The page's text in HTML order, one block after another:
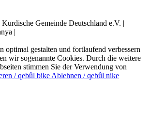
Gemeinde Deutschland e.V. |
|
optimal gestalten und fortlaufend verbessern
wir sogenannte Cookies. Durch die weitere
stimmen Sie der Verwendung von
/ qebûl bike Ablehnen / qebûl nike